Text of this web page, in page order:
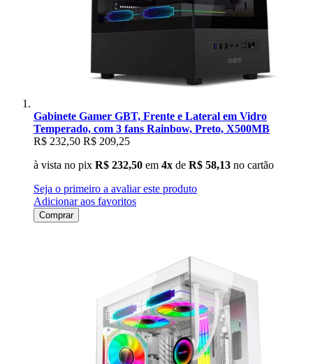
Gabinete Gamer GBT, Frente e Lateral em Vidro
Temperado, com 3 fans Rainbow, Preto, X500MB
R$ 232,50 R$ 209,25
à vista no pix R$ 232,50 em 4x de R$ 58,13 no cartão
Seja o primeiro a avaliar este produto
Adicionar aos favoritos
Comprar